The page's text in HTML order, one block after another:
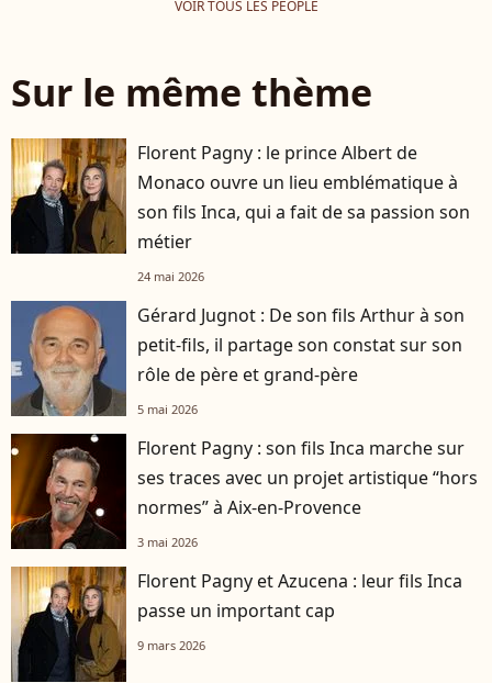
VOIR TOUS LES PEOPLE
Sur le même thème
Florent Pagny : le prince Albert de
Monaco ouvre un lieu emblématique à
son fils Inca, qui a fait de sa passion son
métier
24 mai 2026
Gérard Jugnot : De son fils Arthur à son
petit-fils, il partage son constat sur son
rôle de père et grand-père
5 mai 2026
Florent Pagny : son fils Inca marche sur
ses traces avec un projet artistique “hors
normes” à Aix-en-Provence
3 mai 2026
Florent Pagny et Azucena : leur fils Inca
passe un important cap
9 mars 2026